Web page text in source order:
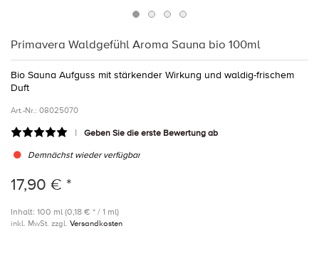
Primavera Waldgefühl Aroma Sauna bio 100ml
Bio Sauna Aufguss mit stärkender Wirkung und waldig-frischem
Duft
Art.-Nr.: 08025070
Geben Sie die erste Bewertung ab
Demnächst wieder verfügbar
17,90 € *
Inhalt: 100 ml (0,18 € * / 1 ml)
inkl. MwSt. zzgl. Versandkosten